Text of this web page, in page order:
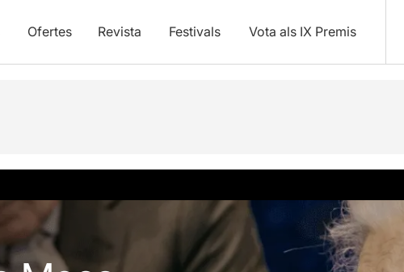
Ofertes Revista Festivals Vota als IX Premis
vídeos Opinions Articles